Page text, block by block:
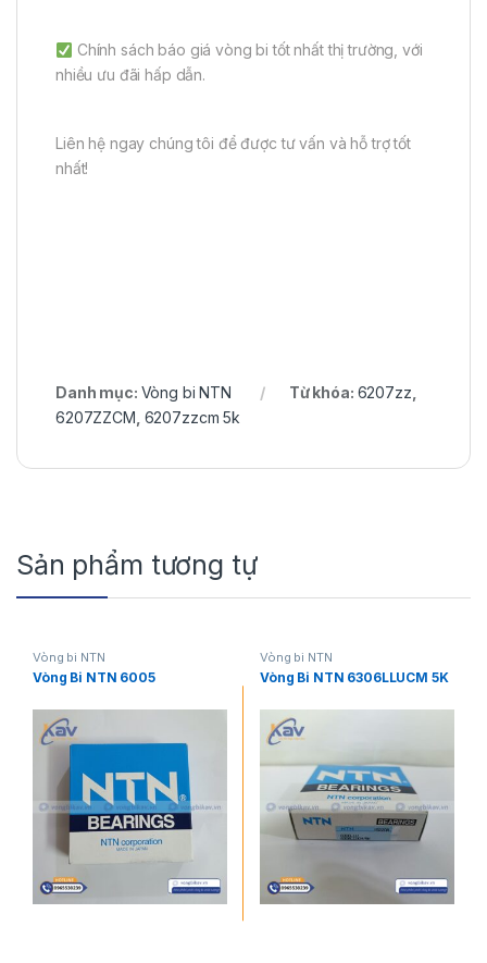
Chính sách báo giá vòng bi tốt nhất thị trường, với
nhiều ưu đãi hấp dẫn.
Liên hệ ngay chúng tôi để được tư vấn và hỗ trợ tốt
nhất!
Danh mục: Vòng bi NTN Từ khóa: 6207zz
6207ZZCM 6207zzcm 5k
Sản phẩm tương tự
Vòng bi NTN
Vòng Bi NTN 6005
Vòng bi NTN
Vòng Bi NTN 6306LLUCM 5K